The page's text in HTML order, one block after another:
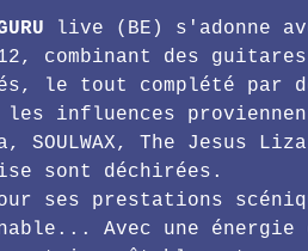
live (BE) s'adonne
combinant des
le tout complété par
influences
SOULWAX, The Jesus
sont déchirées.
ses prestations
Avec une